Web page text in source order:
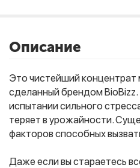
Фитолампы
Описание
Это чистейший
сделанный брендом BioBizz.
испытании сильного
теряет в урожайности.
факторов способных
Даже если вы стараетесь